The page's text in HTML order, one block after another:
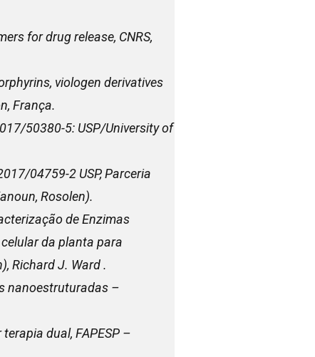
for drug release, CNRS,
viologen derivatives
França.
50380-5: USP/University of
04759-2 USP, Parceria
Rosolen).
de Enzimas
da planta para
Richard J. Ward .
nanoestruturadas –
dual, FAPESP –